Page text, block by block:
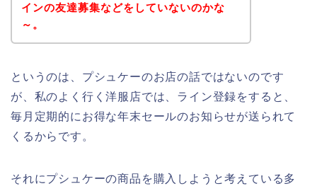
インの友達募集などをしていないのかな
～。
というのは、プシュケーのお店の話ではないのです
が、私のよく行く洋服店では、ライン登録をすると、
毎月定期的にお得な年末セールのお知らせが送られて
くるからです。
それにプシュケーの商品を購入しようと考えている多